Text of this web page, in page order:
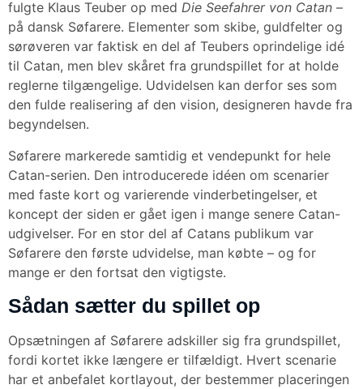
fulgte Klaus Teuber op med Die Seefahrer von Catan –
på dansk Søfarere. Elementer som skibe, guldfelter og
sørøveren var faktisk en del af Teubers oprindelige idé
til Catan, men blev skåret fra grundspillet for at holde
reglerne tilgængelige. Udvidelsen kan derfor ses som
den fulde realisering af den vision, designeren havde fra
begyndelsen.
Søfarere markerede samtidig et vendepunkt for hele
Catan-serien. Den introducerede idéen om scenarier
med faste kort og varierende vinderbetingelser, et
koncept der siden er gået igen i mange senere Catan-
udgivelser. For en stor del af Catans publikum var
Søfarere den første udvidelse, man købte – og for
mange er den fortsat den vigtigste.
Sådan sætter du spillet op
Opsætningen af Søfarere adskiller sig fra grundspillet,
fordi kortet ikke længere er tilfældigt. Hvert scenarie
har et anbefalet kortlayout, der bestemmer placeringen